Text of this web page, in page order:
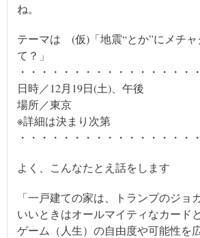
ね。
テーマは (仮)「地震“とか”にメチャ
て？」
・・・・・・・・・・・・・・・・・
日時／12月19日(土)、午後
場所／東京
※詳細は決まり次第
・・・・・・・・・・・・・・・・・
よく、こんなたとえ話をします
「一戸建ての家は、トランプのジョ
いいときはオールマイティなカードと
ゲーム（人生）の自由度や可能性を